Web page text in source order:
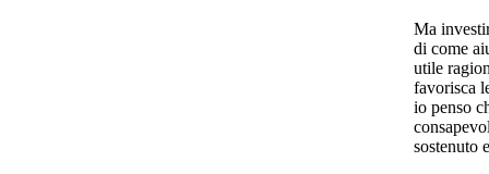
Ma
di come
utile
favorisca
io penso
sostenuto